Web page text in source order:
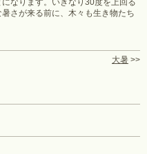
なります。いきなり30度を上回る
さが来る前に、木々も生き物たち
大暑 >>